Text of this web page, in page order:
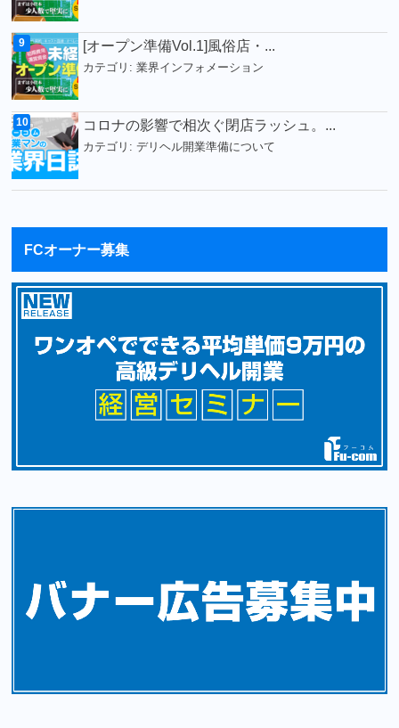
[オープン準備Vol.1]風俗店・...
カテゴリ:業界インフォメーション
コロナの影響で相次ぐ閉店ラッシュ。...
カテゴリ:デリヘル開業準備について
FCオーナー募集